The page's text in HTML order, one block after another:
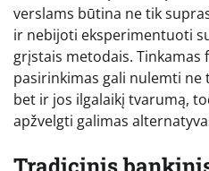
verslams būtina ne tik
ir nebijoti eksperimentuoti
grįstais metodais. Tinkamas
pasirinkimas gali nulemti
bet ir jos ilgalaikį tvarumą,
apžvelgti galimas